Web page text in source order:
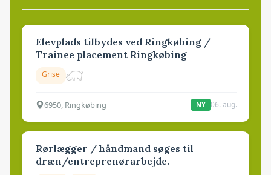
Elevplads tilbydes ved Ringkøbing /
Trainee placement Ringkøbing
Grise
6950, Ringkøbing NY 06. aug.
Rørlægger / håndmand søges til
dræn/entreprenørarbejde.